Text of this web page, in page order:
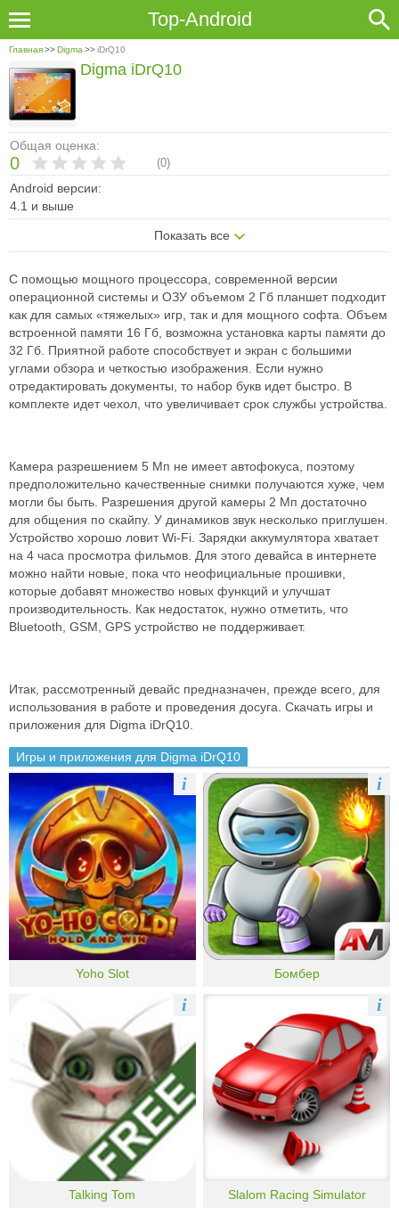
Top-Android
Главная>>Digma >>iDrQ10
Общая оценка:
0 (0)
Android версии:
4.1 и выше
Показать все
Digma iDrQ10
С помощью мощного процессора, современной версии
операционной системы и ОЗУ объемом 2 Гб планшет подходит
как для самых «тяжелых» игр, так и для мощного софта. Объем
встроенной памяти 16 Гб, возможна установка карты памяти до
32 Гб. Приятной работе способствует и экран с большими
углами обзора и четкостью изображения. Если нужно
отредактировать документы, то набор букв идет быстро. В
комплекте идет чехол, что увеличивает срок службы устройства.
Камера разрешением 5 Мп не имеет автофокуса, поэтому
предположительно качественные снимки получаются хуже, чем
могли бы быть. Разрешения другой камеры 2 Мп достаточно
для общения по скайпу. У динамиков звук несколько приглушен.
Устройство хорошо ловит Wi-Fi. Зарядки аккумулятора хватает
на 4 часа просмотра фильмов. Для этого девайса в интернете
можно найти новые, пока что неофициальные прошивки,
которые добавят множество новых функций и улучшат
производительность. Как недостаток, нужно отметить, что
Bluetooth, GSM, GPS устройство не поддерживает.
Итак, рассмотренный девайс предназначен, прежде всего, для
использования в работе и проведения досуга. Скачать игры и
приложения для Digma iDrQ10.
Игры и приложения для Digma iDrQ10
Yoho Slot
i
Бомбер
i
Talking Tom
i
Slalom Racing Simulator
i